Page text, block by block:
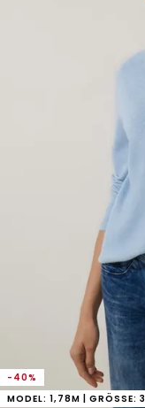
-40%
MODEL: 1,78M | GRÖSSE: 36